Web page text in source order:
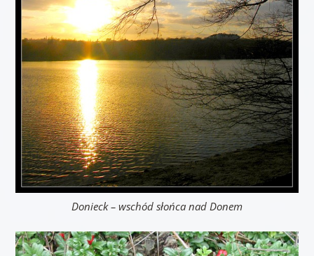
Donieck – wschód słońca nad Donem